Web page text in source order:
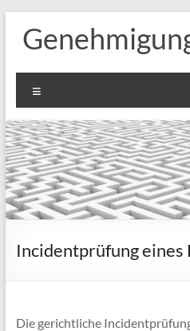
Inhalt
springen
Incidentprüfung eines
Die gericht­li­che